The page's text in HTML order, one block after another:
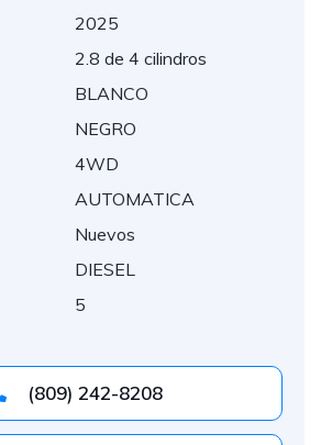
2025
2.8 de 4 cilindros
BLANCO
NEGRO
4WD
AUTOMATICA
Nuevos
DIESEL
5
(809) 242-8208